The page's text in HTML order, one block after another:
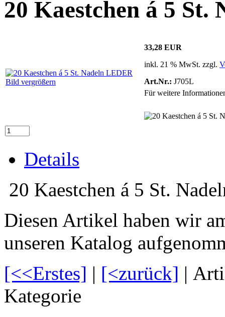
20 Kaestchen á 5 St.
Bild vergrößern
33,28 EUR
inkl. 21 % MwSt. zzgl.
Art.Nr.: J705L
Für weitere
Details
20 Kaestchen á 5 St.
Diesen Artikel haben wir
unseren Katalog
[<<Erstes] | [<zurück] |
Kategorie